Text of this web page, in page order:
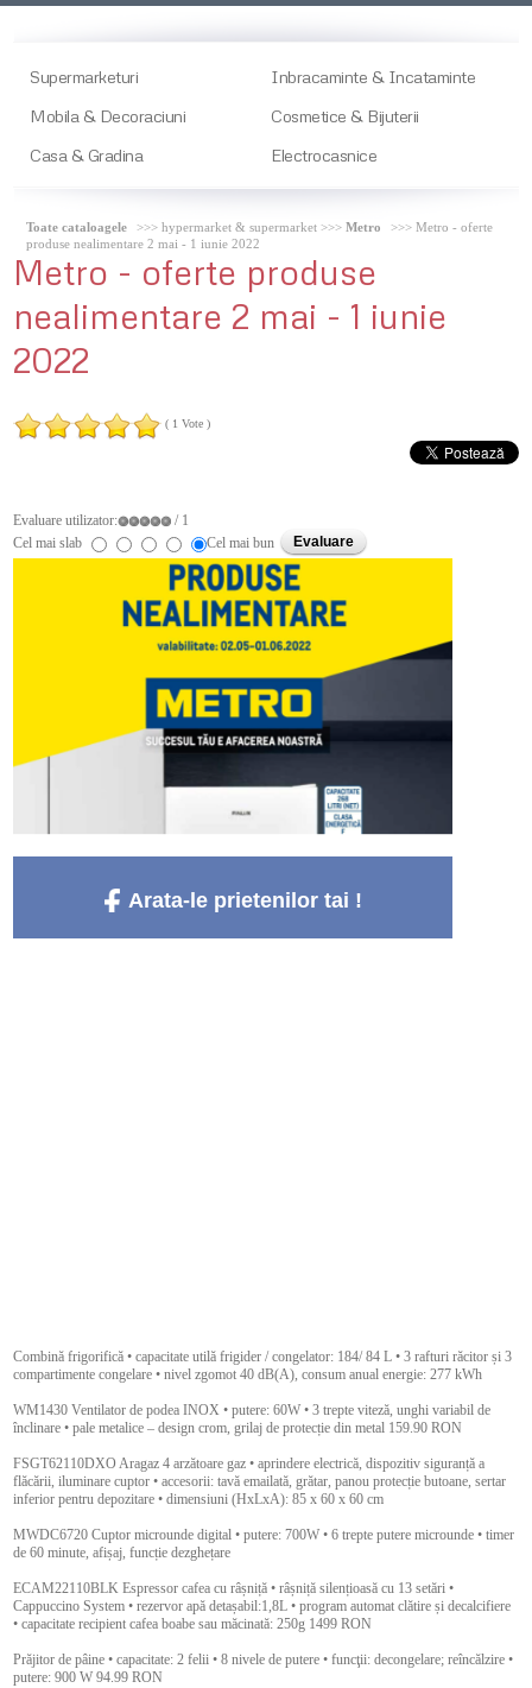
Supermarketuri
Inbracaminte & Incataminte
Mobila & Decoraciuni
Cosmetice & Bijuterii
Casa & Gradina
Electrocasnice
Toate cataloagele >>> hypermarket & supermarket >>>Metro
>>> Metro - oferte
produse nealimentare 2 mai - 1 iunie 2022
Metro - oferte produse
nealimentare 2 mai - 1 iunie
2022
( 1 Vote )
Evaluare utilizator:
/ 1
Cel mai slab
Cel mai bun
Arata-le prietenilor tai !
Combină frigorifică • capacitate utilă frigider / congelator: 184/ 84 L • 3 rafturi răcitor și 3
compartimente congelare • nivel zgomot 40 dB(A), consum anual energie: 277 kWh
WM1430 Ventilator de podea INOX • putere: 60W • 3 trepte viteză, unghi variabil de
înclinare • pale metalice – design crom, grilaj de protecție din metal 159.90 RON
FSGT62110DXO Aragaz 4 arzătoare gaz • aprindere electrică, dispozitiv siguranță a
flăcării, iluminare cuptor • accesorii: tavă emailată, grătar, panou protecție butoane, sertar
inferior pentru depozitare • dimensiuni (HxLxA): 85 x 60 x 60 cm
MWDC6720 Cuptor microunde digital • putere: 700W • 6 trepte putere microunde • timer
de 60 minute, afișaj, funcție dezghețare
ECAM22110BLK Espressor cafea cu râșniță • râșniță silențioasă cu 13 setări •
Cappuccino System • rezervor apă detașabil:1,8L • program automat clătire și decalcifiere
• capacitate recipient cafea boabe sau măcinată: 250g 1499 RON
Prăjitor de pâine • capacitate: 2 felii • 8 nivele de putere • funcţii: decongelare; reîncălzire •
putere: 900 W 94.99 RON